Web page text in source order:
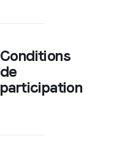
Conditions
de
participation